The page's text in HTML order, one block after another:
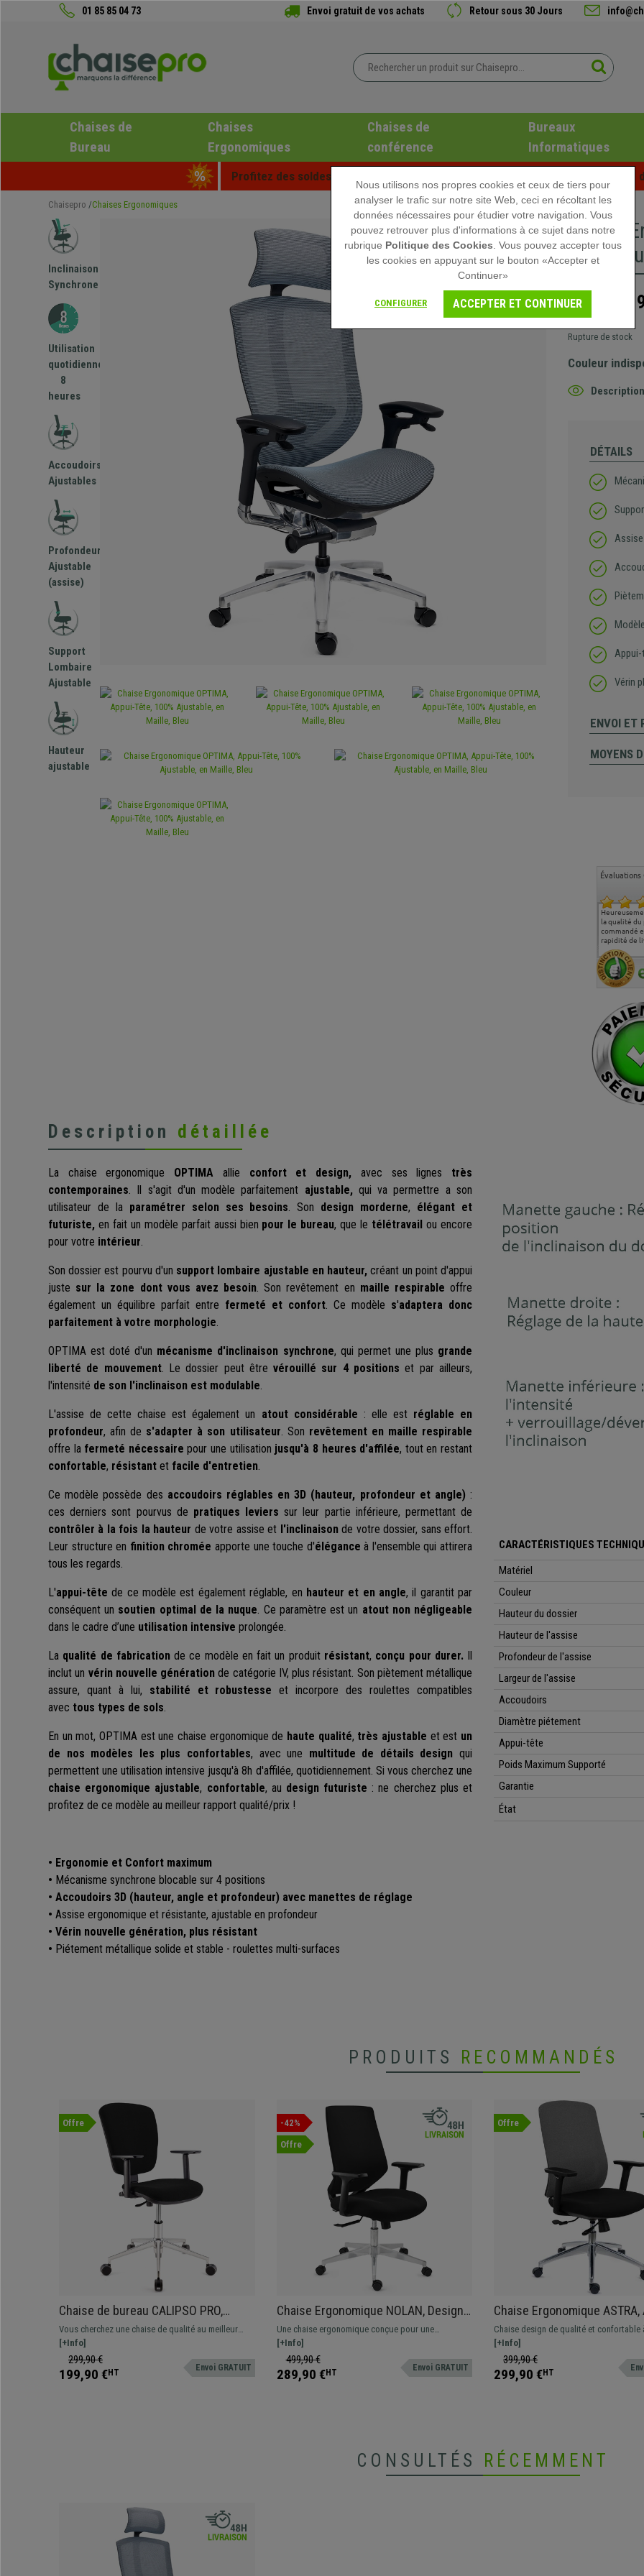
01 85 85 04 73 Envoi gratuit de vos achats Retour sous 30 Jours
Chaises de
Bureau
Chaises
Ergonomiques
Chaises de
conférence
Bureaux
Informatiques
Profitez des soldes d'été chez Chaisepro ! Des réductions exclusives pour une
Chaisepro Chaises Ergonomiques
Inclinaison
Synchrone
Utilisation
quotidienne
8
heures
Accoudoirs
Ajustables
Profondeur
Ajustable
(assise)
Support
Lombaire
Ajustable
Hauteur
ajustable
Chaise
100%
1.290,90 €
Rupture de stock
Couleur
DÉTAILS
Appui-
Vérin
ENVOI ET
MOYENS
Évaluations
la qualité
commandé
rapidité de
Description détaillée
La chaise ergonomique OPTIMA allie confort et design, avec ses lignes très
contemporaines. Il s'agit d'un modèle parfaitement ajustable, qui va permettre a son
utilisateur de la paramétrer selon ses besoins. Son design morderne, élégant et
futuriste, en fait un modèle parfait aussi bien pour le bureau, que le télétravail ou encore
pour votre intérieur.
Son dossier est pourvu d'un support lombaire ajustable en hauteur,créant un point d'appui
juste sur la zone dont vous avez besoin. Son revêtement en maille respirable offre
également un équilibre parfait entre fermeté et confort. Ce modèle s'adaptera donc
parfaitement à votre morphologie.
OPTIMA est doté d'un mécanisme d'inclinaison synchrone, qui permet une plus grande
liberté de mouvement. Le dossier peut êtrevérouillé sur 4 positions et par ailleurs,
l'intensité de son l'inclinaison est modulable.
L'assise de cette chaise est également un atout considérable : elle est réglable en
profondeur, afin de s'adapter à son utilisateur. Son revêtement en maille respirable
offre la fermeté nécessairepour une utilisation jusqu'à 8 heures d'affilée, tout en restant
confortable, résistant et facile d'entretien.
Ce modèle possède des accoudoirs réglables en 3D (hauteur, profondeur et angle) :
ces derniers sont pourvus de pratiques leviers sur leur partie inférieure, permettant de
contrôler à la fois la hauteur de votre assise et l'inclinaisonde votre dossier, sans effort.
Leur structure en finition chromée apporte une touche d'élégance à l'ensemble qui attirera
tous les regards.
L'appui-tête de ce modèle est égalementréglable, en hauteur et en angle, il garantit par
conséquent un soutien optimal de la nuque. Ce paramètre est un atout non négligeable
dans le cadre d’une utilisation intensive prolongée.
La qualité de fabricationde ce modèle en fait un produit résistant, conçu pour durer. Il
inclut un vérin nouvelle génération de catégorie IV, plus résistant. Son piètement métallique
assure, quant à lui, stabilité et robustesseet incorpore des roulettes compatibles
avec tous types de sols.
En un mot, OPTIMA est une chaise ergonomique de haute qualité, très ajustable et est un
de nos modèles les plus confortables, avec une multitude de détails design qui
permettent une utilisation intensive jusqu'à 8h d'affilée, quotidiennement. Si vous cherchez une
chaise ergonomique ajustable, confortable, au design futuriste : ne cherchez plus et
profitez de ce modèle au meilleur rapport qualité/prix !
• Ergonomie et Confort maximum
• Mécanisme synchrone blocable sur 4 positions
• Accoudoirs 3D (hauteur, angle et profondeur) avec manettes de réglage
• Assise ergonomique et résistante, ajustable en profondeur
• Vérin nouvelle génération, plus résistant
• Piétement métallique solide et stable - roulettes multi-surfaces
CARACTÉRISTIQUES
Matériel
Couleur
Hauteur du dossier
Hauteur de l'assise
Profondeur de l'assise
Largeur de l'assise
Accoudoirs
Diamètre piétement
Appui-tête
Poids Maximum Supporté
Garantie
État
PRODUITS RECOMMANDÉS
Offre
Chaise de bureau CALIPSO PRO,
Dossier et Accoudoirs Ajustables,
Piétement Métallique, En Tissu Noir
Vous cherchez une chaise de qualité au meilleur
prix? Ce modèle vous offre un confort supérieur au
quotidien. Disponible en différentes couleurs
[+Info]
299,90 €
199,90 €HT Envoi GRATUIT
-42%
Offre
Chaise Ergonomique NOLAN, Design
Élégant, Confortable, en Maille et
Tissu, Noir
Une chaise ergonomique conçue pour une
utilisation quotidienne intensive. Design moderne et
matériel de qualité
[+Info]
499,90 €
289,90 €HT Envoi GRATUIT
Offre
Chaise Ergonomique
Ajustable en Profondeur,
Intensive 8h, Inclinaison
Gris
Chaise design de qualité et confortable
incroyable ! Avec support lombaire et
réglables adaptée à un usage intensif
[+Info]
399,90 €
299,90 €HT
CONSULTÉS RÉCEMMENT
Nous utilisons nos propres cookies et ceux de tiers pour
analyser le trafic sur notre site Web, ceci en récoltant les
données nécessaires pour étudier votre navigation. Vous
pouvez retrouver plus d'informations à ce sujet dans notre
rubrique Politique des Cookies . Vous pouvez accepter tous
les cookies en appuyant sur le bouton «Accepter et
Continuer»
CONFIGURER ACCEPTER ET CONTINUER